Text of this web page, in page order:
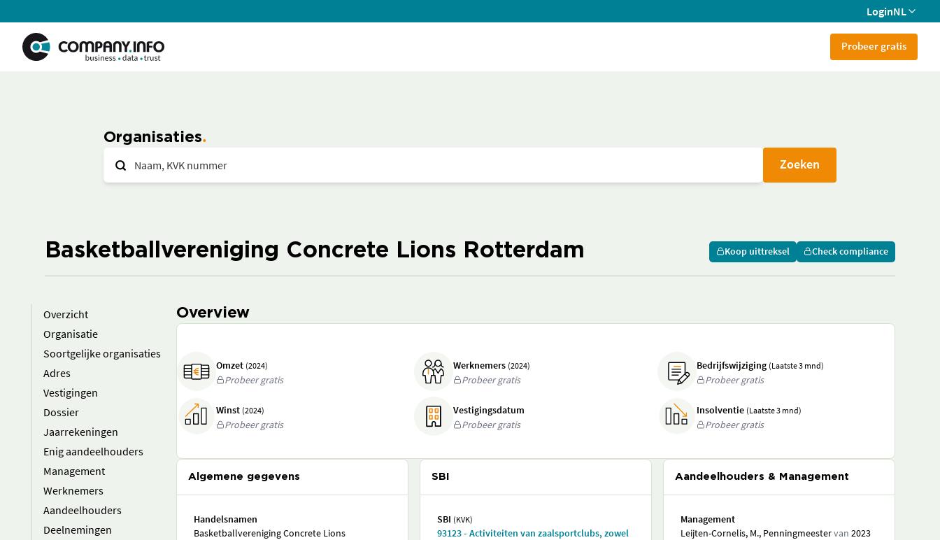
LoginNL
Probeer gratis
Organisaties
Zoeken
Basketballvereniging Concrete Lions Rotterdam Koop uittreksel Check compliance
Overzicht
Organisatie
Soortgelijke organisaties
Adres
Vestigingen
Dossier
Jaarrekeningen
Enig aandeelhouders
Management
Werknemers
Aandeelhouders
Deelnemingen
Overview
Omzet (2024)
Probeer gratis
Werknemers (2024)
Probeer gratis
Bedrijfswijziging (Laatste 3 mnd)
Probeer gratis
Winst (2024)
Probeer gratis
Vestigingsdatum
Probeer gratis
Insolventie (Laatste 3 mnd)
Probeer gratis
Algemene gegevens
Handelsnamen
Basketballvereniging Concrete Lions
SBI
SBI (KVK)
93123 - Activiteiten van zaalsportclubs, zowel
Aandeelhouders & Management
Management
Leijten-Cornelis, M., Penningmeestervan 2023